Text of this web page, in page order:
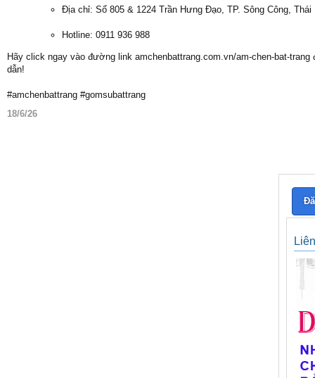
Địa chỉ: Số 805 & 1224 Trần Hưng Đạo, TP. Sông Công, Thái
Hotline: 0911 936 988
Hãy click ngay vào đường link amchenbattrang.com.vn/am-chen-bat-
dẫn!
#amchenbattrang #gomsubattrang
18/6/26